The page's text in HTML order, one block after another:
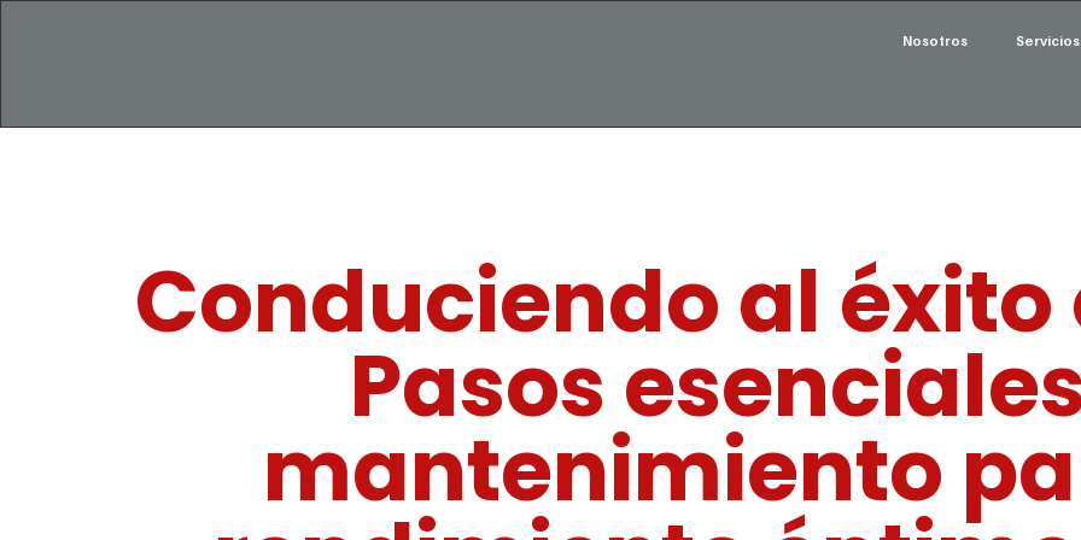
Nosotros Servicios
Conduciendo al éxito
Pasos
mantenimiento